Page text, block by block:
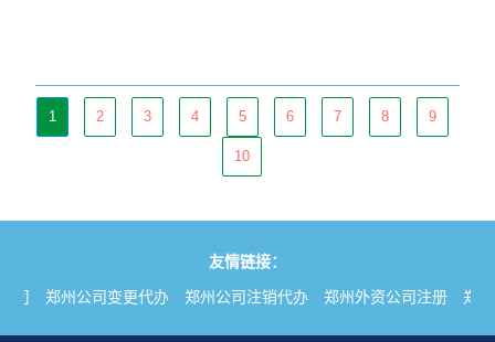
1 2 3 4 5 6 7 8 9
10
友情链接：
郑州公司变更代办 郑州公司注销代办 郑州外资公司注册 郑